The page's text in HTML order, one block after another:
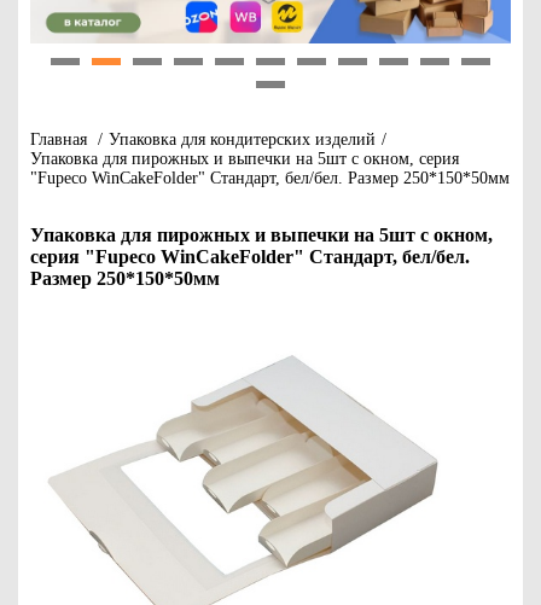
Главная / Упаковка для кондитерских изделий /
Упаковка для пирожных и выпечки на 5шт с окном, серия
"Fupeco WinCakeFolder" Стандарт, бел/бел. Размер 250*150*50мм
Упаковка для пирожных и выпечки на 5шт с окном,
серия "Fupeco WinCakeFolder" Стандарт, бел/бел.
Размер 250*150*50мм